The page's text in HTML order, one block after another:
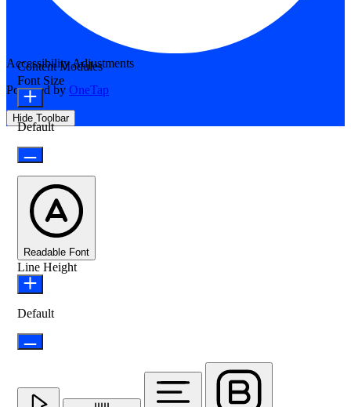
Accessibility Adjustments
Powered by OneTap
Hide Toolbar
Content Modules
Font Size
Default
Readable Font
Line Height
Default